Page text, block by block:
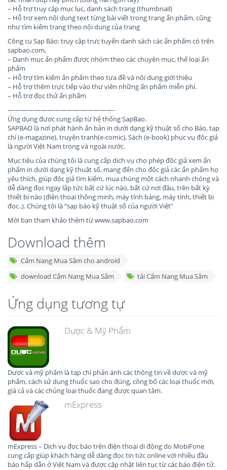
– Hỗ trợ truy cập mục lục, danh sách trang (thumbnail)
– Hỗ trợ xem nội dung text từng bài viết trong trang ấn phẩm, cũng
như tìm kiếm trang theo nội dung của trang
Công cụ Sạp Báo: truy cập trực tuyến danh sách các ấn phẩm có trên
sapbao.com,
– Danh mục ấn phẩm được nhóm theo các chuyên mục, thể loại ấn
phẩm
– Hỗ trợ tìm kiếm ấn phẩm theo tựa đề và nội dung giới thiệu
– Hỗ trợ thêm trực tiếp vào thư viên những ấn phẩm miễn phí.
– Hỗ trợ đọc thử ấn phẩm
————————————————-
Ứng dụng được cung cấp từ hệ thống SapBao.
SAPBAO là nơi phát hành ấn bản in dưới dạng kỹ thuật số cho Báo, tạp
chí (e-magazine), truyện tranh(e-comic), Sách (e-book) phục vụ độc giả
là người Việt Nam trong và ngoài nước.
Mục tiêu của chúng tôi là cung cấp dịch vụ cho phép độc giả xem ấn
phẩm in dưới dạng kỹ thuật số, mang đến cho độc giả các ấn phẩm họ
yêu thích, giúp độc giả tìm kiếm, mua chúng một cách nhanh chóng và
dễ dàng đọc ngay lập tức bất cứ lúc nào, bất cứ nơi đâu, trên bất kỳ
thiết bị nào (điện thoại thông minh, máy tính bảng, máy tính, thiết bị
đọc..). Chúng tôi là “sạp báo kỹ thuật số của người Việt”
Mời bạn tham khảo thêm từ www.sapbao.com
Download thêm
Cẩm Nang Mua Sắm cho android
download Cẩm Nang Mua Sắm
tải Cẩm Nang Mua Sắm
Ứng dụng tương tự
Dược & Mỹ Phẩm
Dược và mỹ phẩm là tạp chí phản ánh các thông tin về dược và mỹ
phẩm, cách sử dụng thuốc sao cho đúng, công bố các loại thuốc mới,
giá cả và các chủng loại thuốc đang được quan tâm.
mExpress
mExpress – Dịch vụ đọc báo trên điện thoại di động do MobiFone
cung cấp giúp khách hàng dễ dàng đọc tin tức online với nhiều đầu
báo hấp dẫn ở Việt Nam và được cập nhật liên tục từ các báo điện tử.